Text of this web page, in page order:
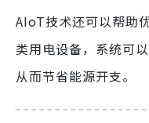
AIoT技术还可以帮助
类用电设备，系统可
从而节省能源开支。